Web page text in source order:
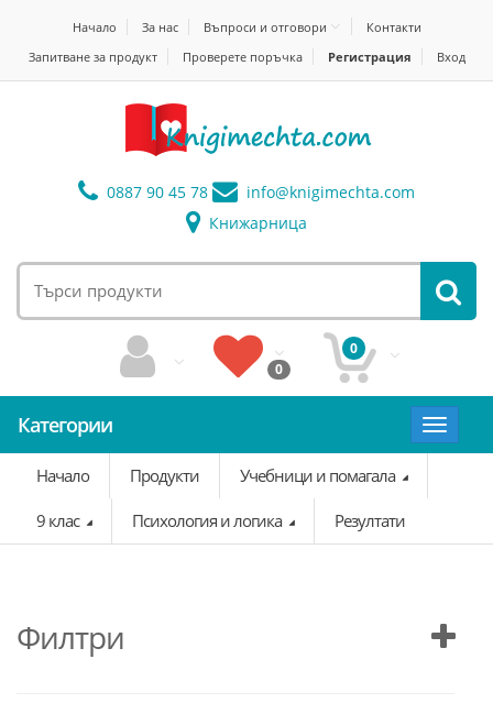
Начало За нас Въпроси и отговори
Контакти
Запитване за продукт
Проверете поръчка Регистрация Вход
0887 90 45 78 info@knigimechta.com
Книжарница
0
0
Категории
Toggle
Начало
Продукти Учебници и помагала
9 клас Психология и логика Резултати
Филтри